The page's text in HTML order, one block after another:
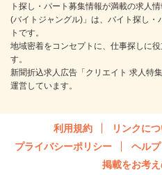
ト探し・パート募集情報が満載の求人
(バイトジャングル)」は、バイト探し・
トです。
地域密着をコンセプトに、仕事探しに
す。
新聞折込求人広告「クリエイト 求人特
運営しています。
利用規約 リンクに
プライバシーポリシー
ヘルプ
掲載をお考